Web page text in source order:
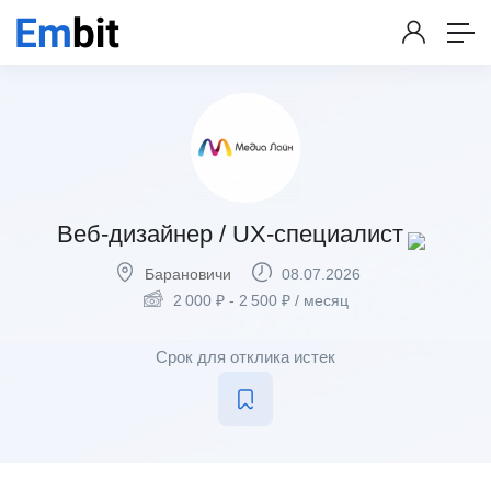
Веб-дизайнер / UX-специалист
Барановичи
08.07.2026
2 000 ₽- 2 500 ₽/ месяц
Срок для отклика истек